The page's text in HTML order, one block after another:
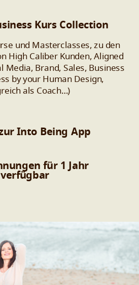
Kurs Collection
und Masterclasses, zu den
High Caliber Kunden, Aligned
Media, Brand, Sales, Business
by your Human Design,
als Coach…)
Into Being App
für 1 Jahr
verfügbar